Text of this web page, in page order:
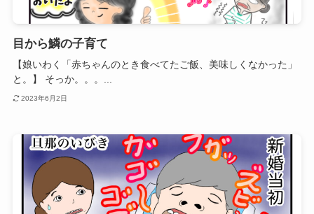
目から鱗の子育て
【娘いわく「赤ちゃんのとき食べてたご飯、美味しくなかった」
と。】 そっか。。。...
2023年6月2日